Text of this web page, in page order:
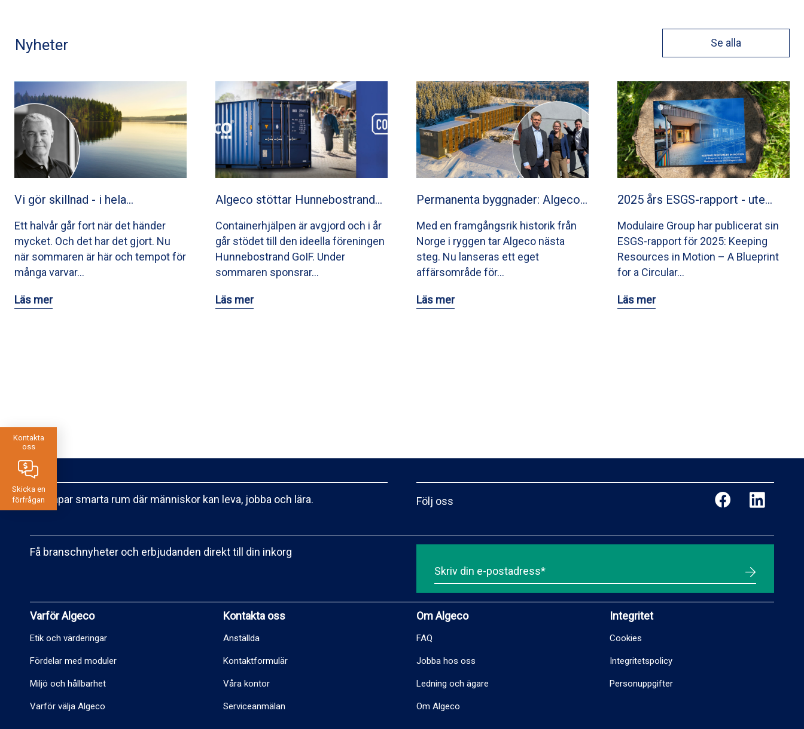
Kontakta
oss
Skicka en
förfrågan
Nyheter Se alla
Vi gör skillnad - i hela…
Ett halvår går fort när det händer
mycket. Och det har det gjort. Nu
när sommaren är här och tempot för
många varvar…
Läs mer
Algeco stöttar Hunnebostrand…
Containerhjälpen är avgjord och i år
går stödet till den ideella föreningen
Hunnebostrand GoIF. Under
sommaren sponsrar…
Läs mer
Permanenta byggnader: Algeco…
Med en framgångsrik historik från
Norge i ryggen tar Algeco nästa
steg. Nu lanseras ett eget
affärsområde för…
Läs mer
2025 års ESGS-rapport - ute…
Modulaire Group har publicerat sin
ESGS-rapport för 2025: Keeping
Resources in Motion – A Blueprint
for a Circular…
Läs mer
Vi skapar smarta rum där människor kan leva, jobba och lära. Följ oss
Få branschnyheter och erbjudanden direkt till din inkorg
Varför Algeco
Etik och värderingar
Fördelar med moduler
Miljö och hållbarhet
Varför välja Algeco
Kontakta oss
Anställda
Kontaktformulär
Våra kontor
Serviceanmälan
Om Algeco
FAQ
Jobba hos oss
Ledning och ägare
Om Algeco
Integritet
Cookies
Integritetspolicy
Personuppgifter